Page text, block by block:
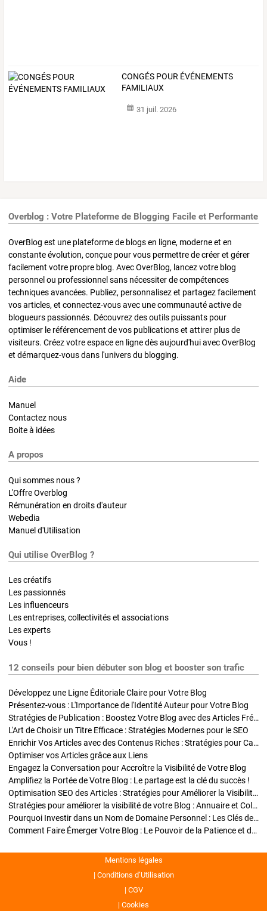
CONGÉS POUR ÉVÉNEMENTS
FAMILIAUX
31 juil. 2026
Overblog : Votre Plateforme de Blogging Facile et Performante
OverBlog est une plateforme de blogs en ligne, moderne et en
constante évolution, conçue pour vous permettre de créer et gérer
facilement votre propre blog. Avec OverBlog, lancez votre blog
personnel ou professionnel sans nécessiter de compétences
techniques avancées. Publiez, personnalisez et partagez facilement
vos articles, et connectez-vous avec une communauté active de
blogueurs passionnés. Découvrez des outils puissants pour
optimiser le référencement de vos publications et attirer plus de
visiteurs. Créez votre espace en ligne dès aujourd'hui avec OverBlog
et démarquez-vous dans l'univers du blogging.
Aide
Manuel
Contactez nous
Boite à idées
A propos
Qui sommes nous ?
L'Offre Overblog
Rémunération en droits d'auteur
Webedia
Manuel d'Utilisation
Qui utilise OverBlog ?
Les créatifs
Les passionnés
Les influenceurs
Les entreprises, collectivités et associations
Les experts
Vous !
12 conseils pour bien débuter son blog et booster son trafic
Développez une Ligne Éditoriale Claire pour Votre Blog
Présentez-vous : L'Importance de l'Identité Auteur pour Votre Blog
Stratégies de Publication : Boostez Votre Blog avec des Articles Fréquents et Exclusifs
L'Art de Choisir un Titre Efficace : Stratégies Modernes pour le SEO
Enrichir Vos Articles avec des Contenus Riches : Stratégies pour Captiver et Optimiser
Optimiser vos Articles grâce aux Liens
Engagez la Conversation pour Accroître la Visibilité de Votre Blog
Amplifiez la Portée de Votre Blog : Le partage est la clé du succès !
Optimisation SEO des Articles : Stratégies pour Améliorer la Visibilité de Votre Blog
Stratégies pour améliorer la visibilité de votre Blog : Annuaire et Collaborations
Pourquoi Investir dans un Nom de Domaine Personnel : Les Clés de la Réussite de Votre Blog
Comment Faire Émerger Votre Blog : Le Pouvoir de la Patience et de la Persévérance
Mentions légales
Conditions d’Utilisation
CGV
Cookies